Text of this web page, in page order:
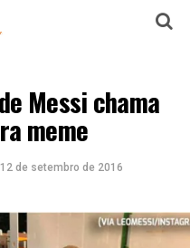
Messi chama
meme
12 de setembro de 2016